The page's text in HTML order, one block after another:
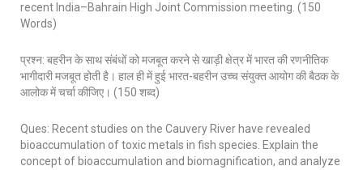
recent India–Bahrain High Joint Commission meeting. (150
Words)
प्रश्न: बहरीन के साथ संबंधों को मजबूत करने से खाड़ी क्षेत्र में भारत की रणनीतिक
भागीदारी मजबूत होती है। हाल ही में हुई भारत-बहरीन उच्च संयुक्त आयोग की बैठक के
आलोक में चर्चा कीजिए। (150 शब्द)
Ques: Recent studies on the Cauvery River have revealed
bioaccumulation of toxic metals in fish species. Explain the
concept of bioaccumulation and biomagnification, and analyze